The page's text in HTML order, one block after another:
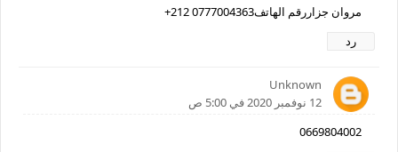
مروان جزاررقم الهاتف0777004363 212+
رد
Unknown
12 نوفمبر 2020 في 5:00 ص
0669804002